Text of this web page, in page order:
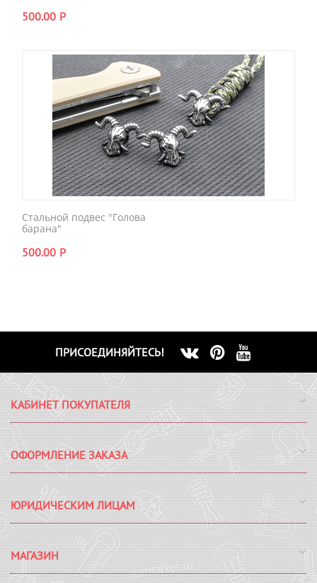
500.00 Р
Стальной подвес "Голова
барана"
500.00 Р
ПРИСОЕДИНЯЙТЕСЬ!
КАБИНЕТ ПОКУПАТЕЛЯ
ОФОРМЛЕНИЕ ЗАКАЗА
ЮРИДИЧЕСКИМ ЛИЦАМ
МАГАЗИН